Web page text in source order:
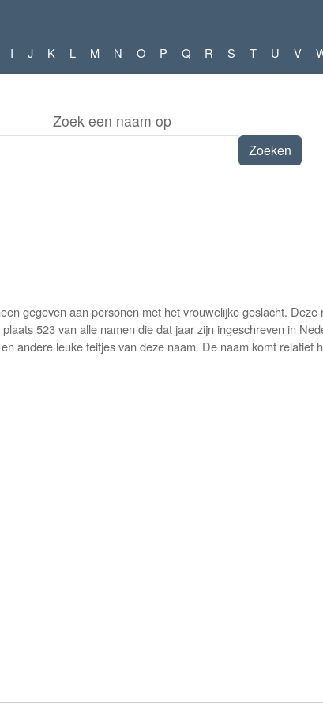
I J K L M N O P Q R S T U V
Zoek een naam op
gegeven aan personen met het vrouwelijke geslacht.
523 van alle namen die dat jaar zijn ingeschreven in
andere leuke feitjes van deze naam. De naam komt relatief